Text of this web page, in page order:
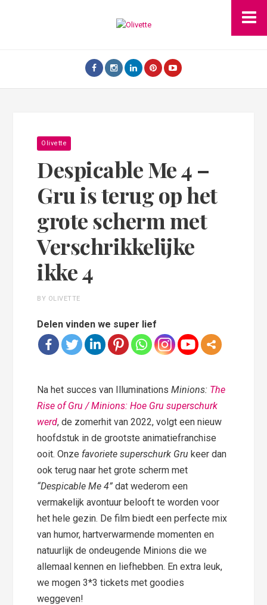
Olivette
Despicable Me 4 –
Gru is terug op het
grote scherm met
Verschrikkelijke
ikke 4
BY OLIVETTE
Delen vinden we super lief
Na het succes van IlluminationsMinions: The
Rise of Gru / Minions: Hoe Gru superschurk
werd, de zomerhit van 2022, volgt een nieuw
hoofdstuk in de grootste animatiefranchise
ooit. Onze favoriete superschurk Gru keer dan
ook terug naar het grote scherm met
“Despicable Me 4” dat wederom een
vermakelijk avontuur belooft te worden voor
het hele gezin. De film biedt een perfecte mix
van humor, hartverwarmende momenten en
natuurlijk de ondeugende Minions die we
allemaal kennen en liefhebben. En extra leuk,
we mogen 3*3 tickets met goodies
weggeven!